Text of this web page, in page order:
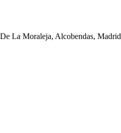
La Moraleja, Alcobendas, Madrid